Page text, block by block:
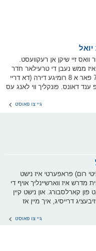
וואס זיי שיקן אן רעקוועסט.
ממש נעבן די טרעילאר חדר
פון ויאל משה. פרייזן גייען צווישן צווישן ארום 750 פאר א 8 רומיגע דירה (דא דריי
דאונס. פונקליך ווי לאנג עס
גיי צו פאוסט
רום) פראפערטי איז נישט
מדרש איז ווארשיינליך אויף די
קארלסבורג. און נישט קיין
דרייסיג, איך מיין אז
גיי צו פאוסט